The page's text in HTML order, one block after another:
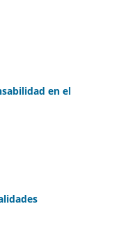
en el